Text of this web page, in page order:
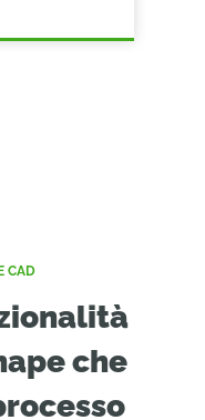
CAD
che